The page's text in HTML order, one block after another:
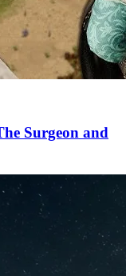
Surgeon and